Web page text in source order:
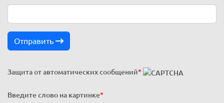
Отправить
Защита от автоматических сообщений*
Введите слово на картинке*